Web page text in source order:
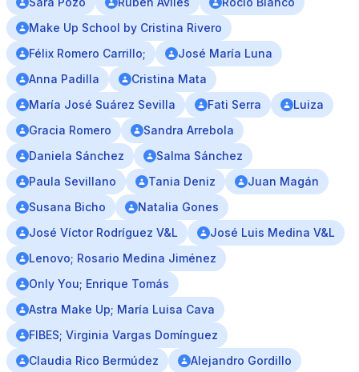
Make Up School by Cristina Rivero
Félix Romero Carrillo;
José María Luna
Anna Padilla
Cristina Mata
María José Suárez Sevilla
Fati Serra
Luiza
Gracia Romero
Sandra Arrebola
Daniela Sánchez
Salma Sánchez
Paula Sevillano
Tania Deniz
Juan Magán
Susana Bicho
Natalia Gones
José Víctor Rodríguez V&L
José Luis Medina V&L
Lenovo; Rosario Medina Jiménez
Only You; Enrique Tomás
Astra Make Up; María Luisa Cava
FIBES; Virginia Vargas Domínguez
Claudia Rico Bermúdez
Alejandro Gordillo